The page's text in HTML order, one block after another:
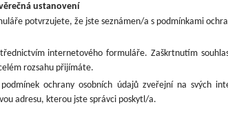
ustanovení
potvrzujete, že jste seznámen/a s podmínkami
internetového formuláře. Zaškrtnutím
rozsahu přijímáte.
ochrany osobních údajů zveřejní na svých
adresu, kterou jste správci poskytl/a.